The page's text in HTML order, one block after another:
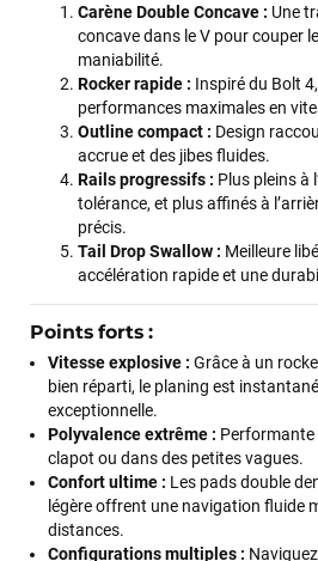
Carène Double Concave : Une
concave dans le V pour couper
maniabilité.
Rocker rapide : Inspiré du Bolt
performances maximales en
Outline compact : Design
accrue et des jibes fluides.
Rails progressifs : Plus pleins à
tolérance, et plus affinés à
précis.
Tail Drop Swallow : Meilleure
accélération rapide et une
Points forts :
Vitesse explosive : Grâce à un
bien réparti, le planing est
exceptionnelle.
Polyvalence extrême : Performante
clapot ou dans des petites vagues.
Confort ultime : Les pads double
légère offrent une navigation fluide
distances.
Configurations multiples :
François
il
J’ai commandé un pack via leur site
commande validée, le magasin m’a
avec moi les caractéristiques des
sur le matériel à choisir, et m’a
plus. Niveau réactivité, c’est au top :
le lendemain, et j’ai bien reçu tout le
propre et soigné. Plus qu’à tester ça
recommande vivement ce magasin
professionnalisme et sa réactivité.
Sébastien BACHELIER
il
Cela faisait 6 mois que je galérais à